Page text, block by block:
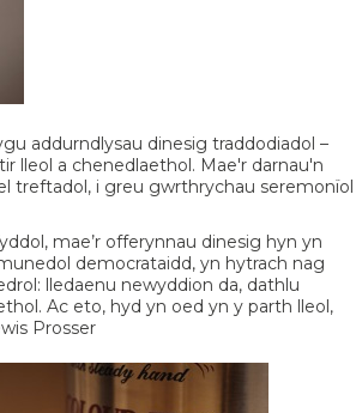
addurndlysau dinesig traddodiadol –
lleol a chenedlaethol. Mae'r darnau'n
treftadol, i greu gwrthrychau seremonïol
mae’r offerynnau dinesig hyn yn
democrataidd, yn hytrach nag
lledaenu newyddion da, dathlu
Ac eto, hyd yn oed yn y parth lleol,
Prosser